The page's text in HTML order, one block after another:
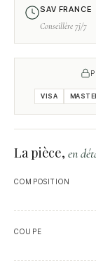
SAV FRANCE
Conseillère 7j/7
VISA
La pièce,en
COMPOSITION
COUPE